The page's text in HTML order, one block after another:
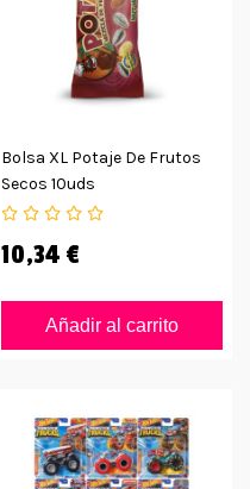
Bolsa XL Potaje De Frutos
Secos 10uds
10,34 €
Añadir al carrito